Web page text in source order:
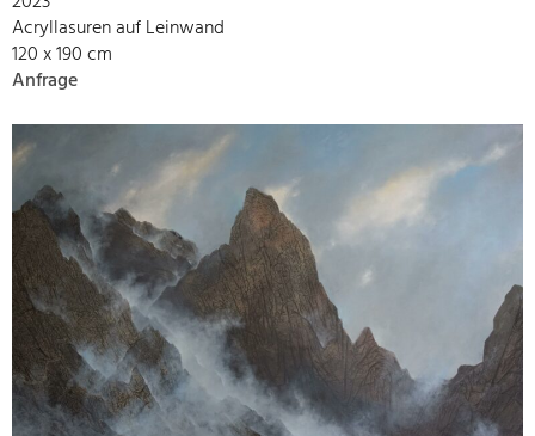
Acryllasuren auf Leinwand
120 x 190 cm
Anfrage